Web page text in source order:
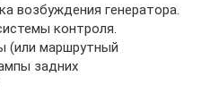
возбуждения генератора.
контроля.
(или маршрутный
задних